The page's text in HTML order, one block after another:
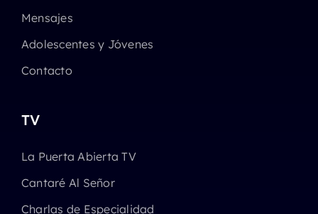
Mensajes
Adolescentes y Jóvenes
Contacto
TV
La Puerta Abierta TV
Cantaré Al Señor
Charlas de Especialidad